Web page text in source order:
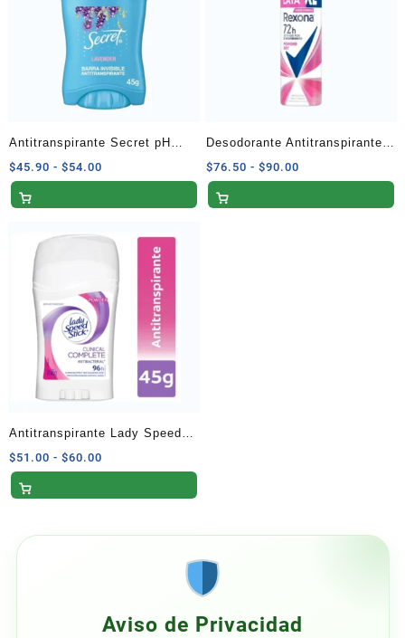
Antitranspirante Secret pH
Balanced Lavender Invisible
en Barra – 45 G
$45.90 - $54.00
de
$45.90
hasta
$54.00
Desodorante Antitranspirante
Rexona Powder en Aerosol XL
– 210 ml
$76.50 - $90.00
de
Antitranspirante Lady Speed
Stick Clinical Powder – 45 G
$51.00 - $60.00
de
$51.00
Aviso de Privacidad